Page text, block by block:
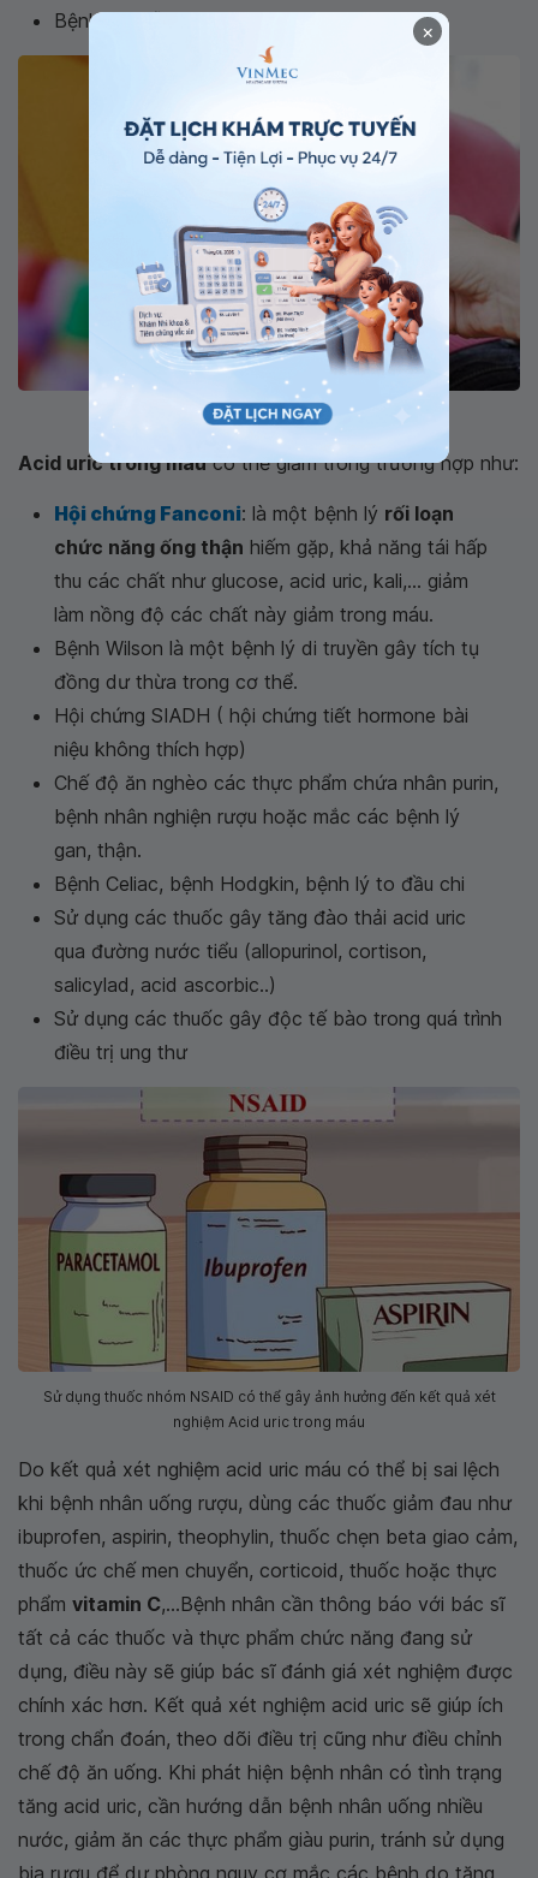
Bệnh lý nhiễm virus Epstein-Barr
Lấy mẫu máu xét nghiệm acid uric
Acid uric trong máucó thể giảm trong trường hợp như:
Hội chứng Fanconi: là một bệnh lý rối loạn
chức năng ống thận hiếm gặp, khả năng tái hấp
thu các chất như glucose, acid uric, kali,... giảm
làm nồng độ các chất này giảm trong máu.
Bệnh Wilson là một bệnh lý di truyền gây tích tụ
đồng dư thừa trong cơ thể.
Hội chứng SIADH ( hội chứng tiết hormone bài
niệu không thích hợp)
Chế độ ăn nghèo các thực phẩm chứa nhân purin,
bệnh nhân nghiện rượu hoặc mắc các bệnh lý
gan, thận.
Bệnh Celiac, bệnh Hodgkin, bệnh lý to đầu chi
Sử dụng các thuốc gây tăng đào thải acid uric
qua đường nước tiểu (allopurinol, cortison,
salicylad, acid ascorbic..)
Sử dụng các thuốc gây độc tế bào trong quá trình
điều trị ung thư
Sử dụng thuốc nhóm NSAID có thể gây ảnh hưởng đến kết quả xét
nghiệm Acid uric trong máu
Do kết quả xét nghiệm acid uric máu có thể bị sai lệch
khi bệnh nhân uống rượu, dùng các thuốc giảm đau như
ibuprofen, aspirin, theophylin, thuốc chẹn beta giao cảm,
thuốc ức chế men chuyển, corticoid, thuốc hoặc thực
phẩm vitamin C,...Bệnh nhân cần thông báo với bác sĩ
tất cả các thuốc và thực phẩm chức năng đang sử
dụng, điều này sẽ giúp bác sĩ đánh giá xét nghiệm được
chính xác hơn. Kết quả xét nghiệm acid uric sẽ giúp ích
trong chẩn đoán, theo dõi điều trị cũng như điều chỉnh
chế độ ăn uống. Khi phát hiện bệnh nhân có tình trạng
tăng acid uric, cần hướng dẫn bệnh nhân uống nhiều
nước, giảm ăn các thực phẩm giàu purin, tránh sử dụng
bia rượu để dự phòng nguy cơ mắc các bệnh do tăng
×